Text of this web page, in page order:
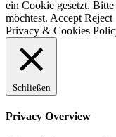
ein Cookie gesetzt.
möchtest. Accept Reject
Privacy & Cookies
Schließen
Privacy Overview